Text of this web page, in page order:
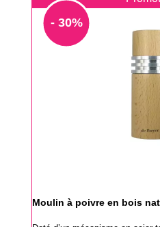
- 30%
Moulin à poivre en bois